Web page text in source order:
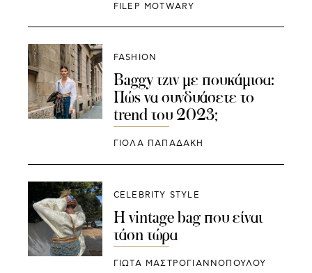
FILEP MOTWARY
FASHION
Baggy τζιν με πουκάμισα:
Πώς να συνδυάσετε το
trend του 2023;
ΓΙΌΛΑ ΠΑΠΑΔΆΚΗ
CELEBRITY STYLE
Η vintage bag που είναι
τάση τώρα
ΓΙΩΤΑ ΜΑΣΤΡΟΓΙΑΝΝΟΠΟΥΛΟΥ